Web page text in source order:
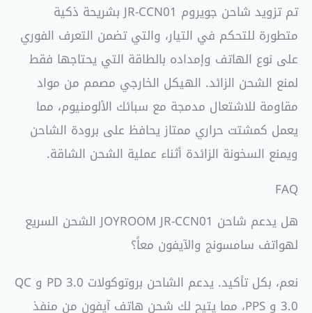
تم تزويد شاحن جويروم JR-CCN01 بشريحة ذكية
متطورة للتحكم في التيار، والتي تضمن التعرف الفوري
على نوع الهاتف وإمداده بالطاقة التي يحتاجها فقط
لمنع الشحن الزائد. الهيكل الخارجي مصمم من مواد
مقاومة للاشتعال مدمجة مع سبائك الألومنيوم، مما
يعمل كمشتت حراري ممتاز يحافظ على برودة الشاحن
ويمنع السخونة الزائدة أثناء عملية الشحن الشاقة.
FAQ
هل يدعم شاحن JOYROOM JR-CCN01 الشحن السريع
لهواتف سامسونج والآيفون معاً؟
نعم، بكل تأكيد. يدعم الشاحن بروتوكولات PD 3.0 و QC
3.0 و PPS، مما يتيح لك شحن هاتف آيفون من منفذ